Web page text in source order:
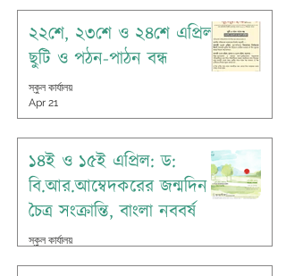
২২শে, ২৩শে ও ২৪শে এপ্রিল:
ছুটি ও পঠন-পাঠন বন্ধ
স্কুল কার্যালয়
Apr 21
১৪ই ও ১৫ই এপ্রিল: ড:
বি.আর.আম্বেদকরের জন্মদিন
চৈত্র সংক্রান্তি, বাংলা নববর্ষ
স্কুল কার্যালয়